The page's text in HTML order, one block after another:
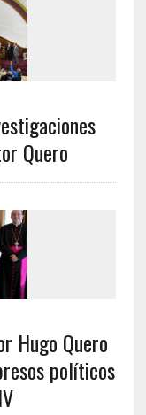
Quero
Hugo Quero
políticos